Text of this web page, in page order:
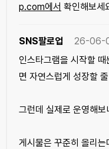
p.com에서 확인해보세
SNS팔로업
26-06-
인스타그램을 시작할
면 자연스럽게 성장할
그런데 실제로 운영해
게시물은 꾸준히 올리